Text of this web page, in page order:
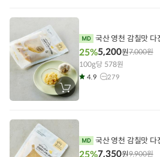
에
장
바
에
국산 영천 감칠맛
25%5,200원7,000원
100g당 578원
4.9 279
국산 영천 감칠맛
25%7,350원9,900원